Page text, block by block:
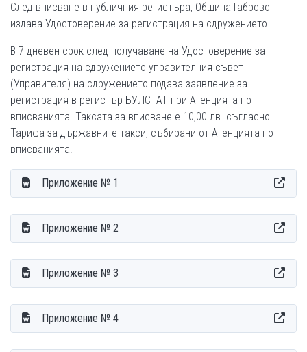
След вписване в публичния регистъра, Община Габрово
издава Удостоверение за регистрация на сдружението.
В 7-дневен срок след получаване на Удостоверение за
регистрация на сдружението управителния съвет
(Управителя) на сдружението подава заявление за
регистрация в регистър БУЛСТАТ при Агенцията по
вписванията. Таксата за вписване е 10,00 лв. съгласно
Тарифа за държавните такси, събирани от Агенцията по
вписванията.
Приложение № 1
Приложение № 2
Приложение № 3
Приложение № 4